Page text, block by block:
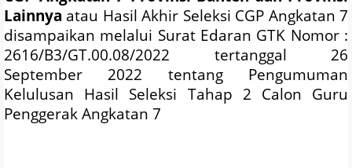
Lainnya atau Hasil Akhir Seleksi CGP Angkatan 7
disampaikan melalui Surat Edaran GTK Nomor :
2616/B3/GT.00.08/2022 tertanggal 26
September 2022 tentang Pengumuman
Kelulusan Hasil Seleksi Tahap 2 Calon Guru
Penggerak Angkatan 7